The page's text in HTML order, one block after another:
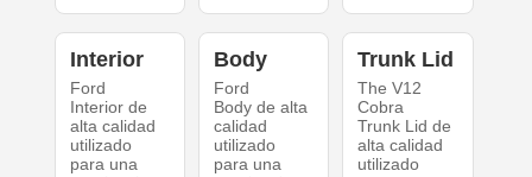
Interior
Ford
Interior de
alta calidad
utilizado
para una
Body
Ford
Body de alta
calidad
utilizado
para una
Trunk Lid
The V12
Cobra
Trunk Lid de
alta calidad
utilizado